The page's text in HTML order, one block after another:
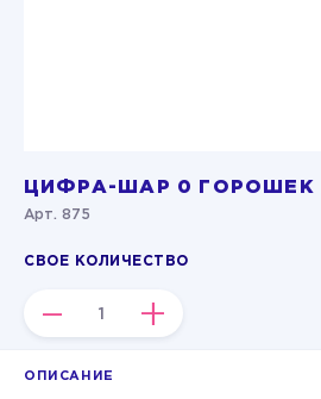
ЦИФРА-ШАР 0 ГОРОШЕК
Арт. 875
СВОЕ КОЛИЧЕСТВО
– +
ОПИСАНИЕ